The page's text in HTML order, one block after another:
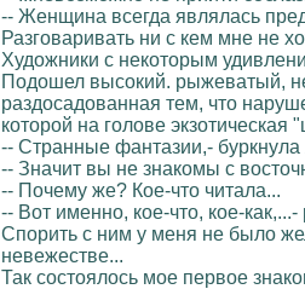
-- Женщина всегда являлась
Разговаривать ни с кем мне не
Художники с некоторым
Подошел высокий. рыжеватый,
раздосадованная тем, что
которой на голове
-- Странные фантазии,- буркнула
-- Значит вы не знакомы с
-- Почему же? Кое-что читала...
-- Вот именно, кое-что, кое-
Спорить с ним у меня не было
невежестве...
Так состоялось мое первое